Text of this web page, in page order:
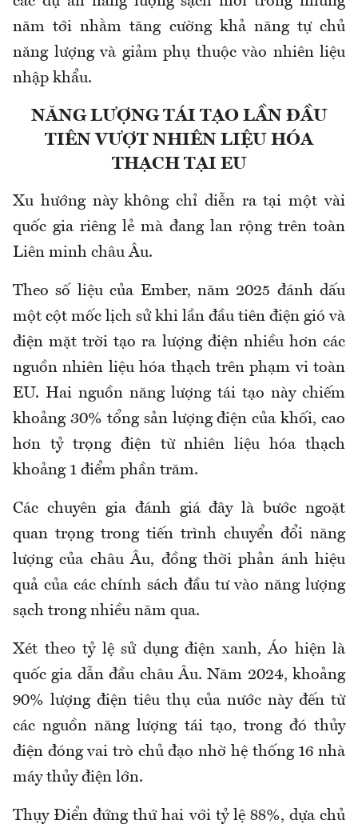
năm tới nhằm tăng cường khả năng tự chủ
năng lượng và giảm phụ thuộc vào nhiên liệu
nhập khẩu.
NĂNG LƯỢNG TÁI TẠO LẦN ĐẦU
TIÊN VƯỢT NHIÊN LIỆU HÓA
THẠCH TẠI EU
Xu hướng này không chỉ diễn ra tại một vài
quốc gia riêng lẻ mà đang lan rộng trên toàn
Liên minh châu Âu.
Theo số liệu của Ember, năm 2025 đánh dấu
một cột mốc lịch sử khi lần đầu tiên điện gió và
điện mặt trời tạo ra lượng điện nhiều hơn các
nguồn nhiên liệu hóa thạch trên phạm vi toàn
EU. Hai nguồn năng lượng tái tạo này chiếm
khoảng 30% tổng sản lượng điện của khối, cao
hơn tỷ trọng điện từ nhiên liệu hóa thạch
khoảng 1 điểm phần trăm.
Các chuyên gia đánh giá đây là bước ngoặt
quan trọng trong tiến trình chuyển đổi năng
lượng của châu Âu, đồng thời phản ánh hiệu
quả của các chính sách đầu tư vào năng lượng
sạch trong nhiều năm qua.
Xét theo tỷ lệ sử dụng điện xanh, Áo hiện là
quốc gia dẫn đầu châu Âu. Năm 2024, khoảng
90% lượng điện tiêu thụ của nước này đến từ
các nguồn năng lượng tái tạo, trong đó thủy
điện đóng vai trò chủ đạo nhờ hệ thống 16 nhà
máy thủy điện lớn.
Thụy Điển đứng thứ hai với tỷ lệ 88%, dựa chủ